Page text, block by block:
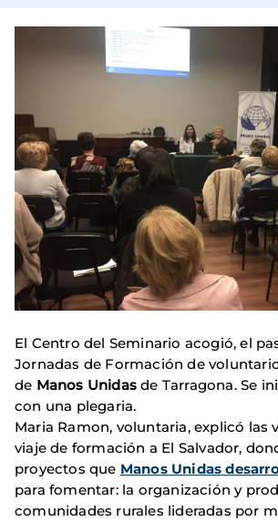
El Centro del Seminario acogió, el
Jornadas de Formación de
de Manos Unidas de Tarragona. Se
con una plegaria.
Maria Ramon, voluntaria, explicó las
viaje de formación a El Salvador,
proyectos que Manos Unidas
para fomentar: la organización y
comunidades rurales lideradas por